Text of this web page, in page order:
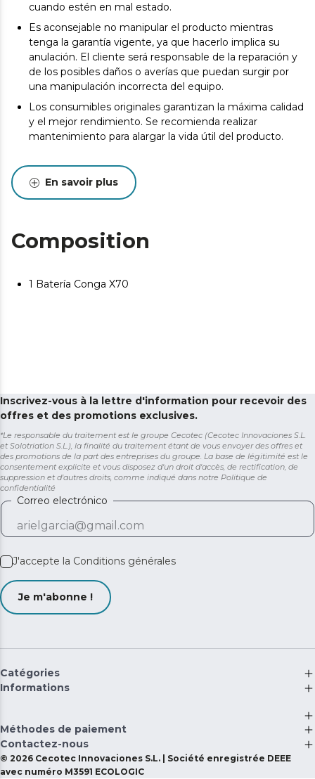
cuando estén en mal estado.
Es aconsejable no manipular el producto mientras
tenga la garantía vigente, ya que hacerlo implica su
anulación. El cliente será responsable de la reparación y
de los posibles daños o averías que puedan surgir por
una manipulación incorrecta del equipo.
Los consumibles originales garantizan la máxima calidad
y el mejor rendimiento. Se recomienda realizar
mantenimiento para alargar la vida útil del producto.
En savoir plus
Composition
1 Batería Conga X70
Inscrivez-vous à la lettre d'information pour recevoir des
offres et des promotions exclusives.
*Le responsable du traitement est le groupe Cecotec (Cecotec Innovaciones S.L.
et Solotriatlon S.L.), la finalité du traitement étant de vous envoyer des offres et
des promotions de la part des entreprises du groupe. La base de légitimité est le
consentement explicite et vous disposez d'un droit d'accès, de rectification, de
suppression et d'autres droits, comme indiqué dans notre Politique de
confidentialité
Correo electrónico
J'accepte la Conditions générales
Je m'abonne !
Catégories
Informations
Méthodes de paiement
Contactez-nous
© 2026 Cecotec Innovaciones S.L. | Société enregistrée DEEE
avec numéro M3591 ECOLOGIC